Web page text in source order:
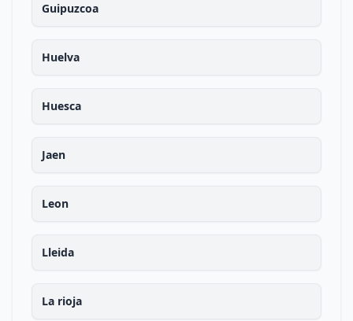
Guipuzcoa
Huelva
Huesca
Jaen
Leon
Lleida
La rioja